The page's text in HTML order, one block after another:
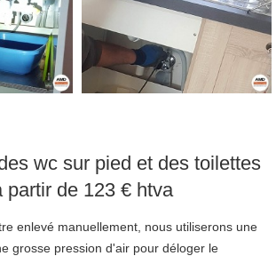
wc sur pied et des toilettes
partir de 123 € htva
enlevé manuellement, nous utiliserons une
grosse pression d'air pour déloger le